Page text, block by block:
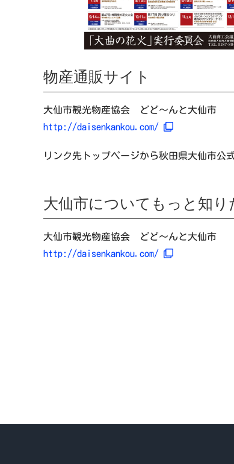
物産通販サイト
大仙市観光物産協会 どど～んと大仙市
http://daisenkankou.com/
リンク先トップページから秋田県大仙市公
大仙市についてもっと知り
大仙市観光物産協会 どど～んと大仙市
http://daisenkankou.com/